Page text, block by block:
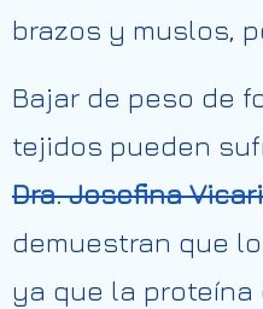
brazos y muslos,
Bajar de peso de
tejidos pueden
Dra. Josefina
demuestran que
ya que la